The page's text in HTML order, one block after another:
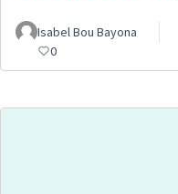
Isabel Bou Bayona
0